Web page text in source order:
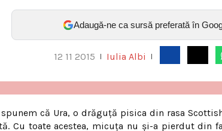
Adaugă-ne ca sursă preferată în
12 11 2015 Iulia Albi
că Ura, o drăguţă pisica din rasa
Cu toate acestea, micuţa nu şi-a pierdut din